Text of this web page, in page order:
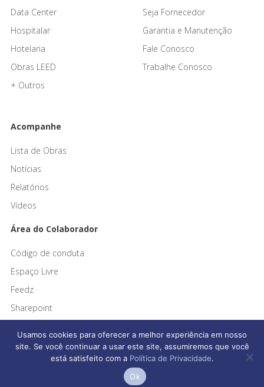
Data Center
Hospitalar
Hotelaria
Obras LEED
+ Outros
Seja Fornecedor
Garantia e Manutenção
Fale Conosco
Trabalhe Conosco
Acompanhe
Lista de Obras
Notícias
Relatórios
Vídeos
Área do Colaborador
Código de conduta
Espaço Livre
Feedz
Sharepoint
Afonso França Engenharia © 2026 Todos os direitos reservados
Usamos cookies para oferecer a melhor experiência em nosso
site. Se você continuar a usar este site, assumiremos que você
está satisfeito com a Política de Privacidade.
Ok